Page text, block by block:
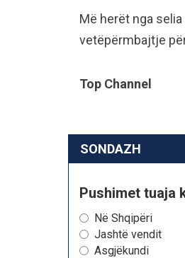
Më herët nga
vetëpërmbajtje
Top Channel
SONDAZH
Pushimet tuaja
Në Shqipëri
Jashtë vendit
Asgjëkundi